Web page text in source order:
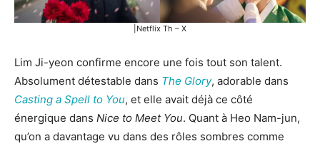
|Netflix Th – X
Lim Ji-yeon confirme encore une fois tout son talent.
Absolument détestable dans The Glory, adorable dans
Casting a Spell to You, et elle avait déjà ce côté
énergique dans Nice to Meet You. Quant à Heo Nam-jun,
qu’on a davantage vu dans des rôles sombres comme